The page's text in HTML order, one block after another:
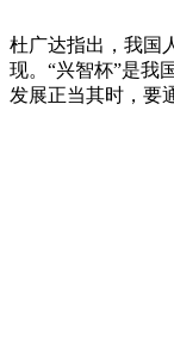
杜广达指出，我国
现。“兴智杯”是我
发展正当其时，要